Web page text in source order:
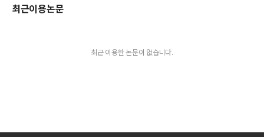
최근이용논문
최근 이용한 논문이 없습니다.